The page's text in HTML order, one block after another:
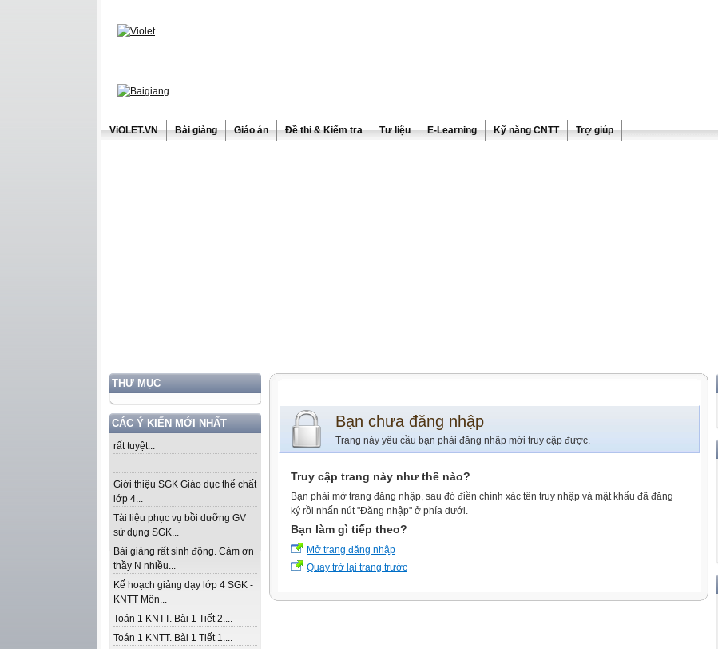
ViOLET.VN Bài giảng Giáo án Đề thi & Kiểm tra Tư liệu E-Learning Kỹ năng CNTT Trợ giúp
THƯ MỤC
CÁC Ý KIẾN MỚI NHẤT
rất tuyệt...
...
Giới thiệu SGK Giáo dục thể chất
lớp 4...
Tài liệu phục vụ bồi dưỡng GV
sử dụng SGK...
Bài giảng rất sinh động. Cảm ơn
thầy N nhiều...
Kế hoạch giảng dạy lớp 4 SGK -
KNTT Môn...
Toán 1 KNTT. Bài 1 Tiết 2....
Toán 1 KNTT. Bài 1 Tiết 1....
Bạn chưa đăng nhập
Trang này yêu cầu bạn phải đăng nhập mới truy cập được.
Truy cập trang này như thế nào?
Bạn phải mở trang đăng nhập, sau đó điền chính xác tên truy nhập và mật khẩu đã đăng
ký rồi nhấn nút "Đăng nhập" ở phía dưới.
Bạn làm gì tiếp theo?
Mở trang đăng nhập
Quay trở lại trang trước